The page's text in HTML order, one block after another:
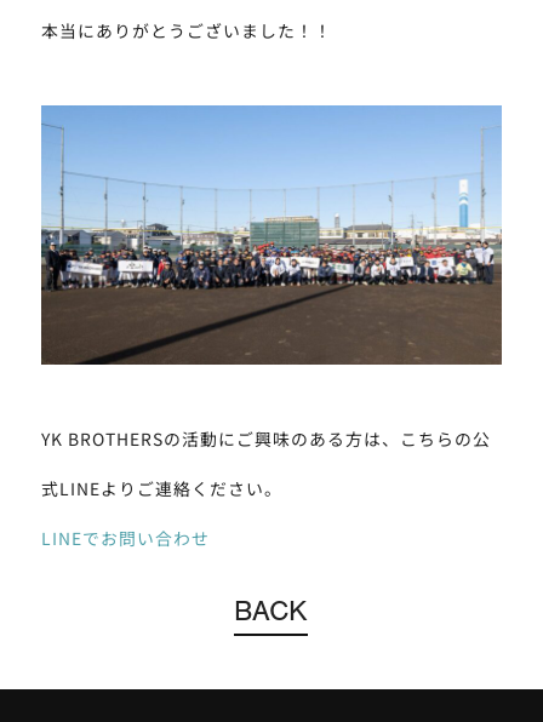
本当にありがとうございました！！
YK BROTHERSの活動にご興味のある方は、こちらの公
式LINEよりご連絡ください。
LINEでお問い合わせ
BACK